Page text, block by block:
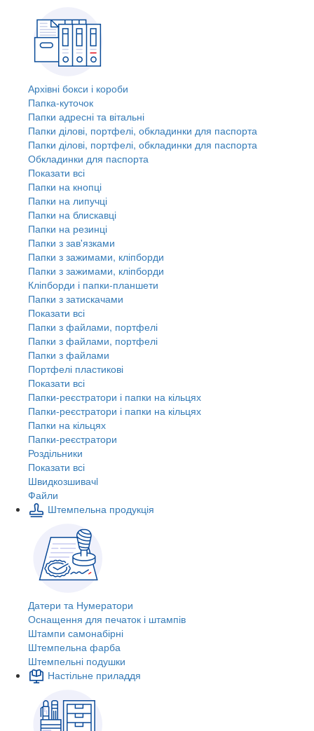
Архівні бокси і короби
Папка-куточок
Папки адресні та вітальні
Папки ділові, портфелі, обкладинки для паспорта
Папки ділові, портфелі, обкладинки для паспорта
Обкладинки для паспорта
Показати всі
Папки на кнопці
Папки на липучці
Папки на блискавці
Папки на резинці
Папки з зав'язками
Папки з зажимами, кліпборди
Папки з зажимами, кліпборди
Кліпборди і папки-планшети
Папки з затискачами
Показати всі
Папки з файлами, портфелі
Папки з файлами, портфелі
Папки з файлами
Портфелі пластикові
Показати всі
Папки-реєстратори і папки на кільцях
Папки-реєстратори і папки на кільцях
Папки на кільцях
Папки-реєстратори
Роздільники
Показати всі
Швидкозшивачi
Файли
Штемпельна продукція
Датери та Нумератори
Оснащення для печаток і штампів
Штампи самонабірні
Штемпельна фарба
Штемпельні подушки
Настільне приладдя